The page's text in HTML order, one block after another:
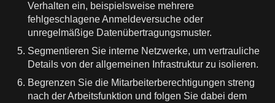
Verhalten ein, beispielsweise mehrere
fehlgeschlagene Anmeldeversuche oder
unregelmäßige Datenübertragungsmuster.
Segmentieren Sie interne Netzwerke, um vertrauliche
Details von der allgemeinen Infrastruktur zu isolieren.
Begrenzen Sie die Mitarbeiterberechtigungen streng
nach der Arbeitsfunktion und folgen Sie dabei dem